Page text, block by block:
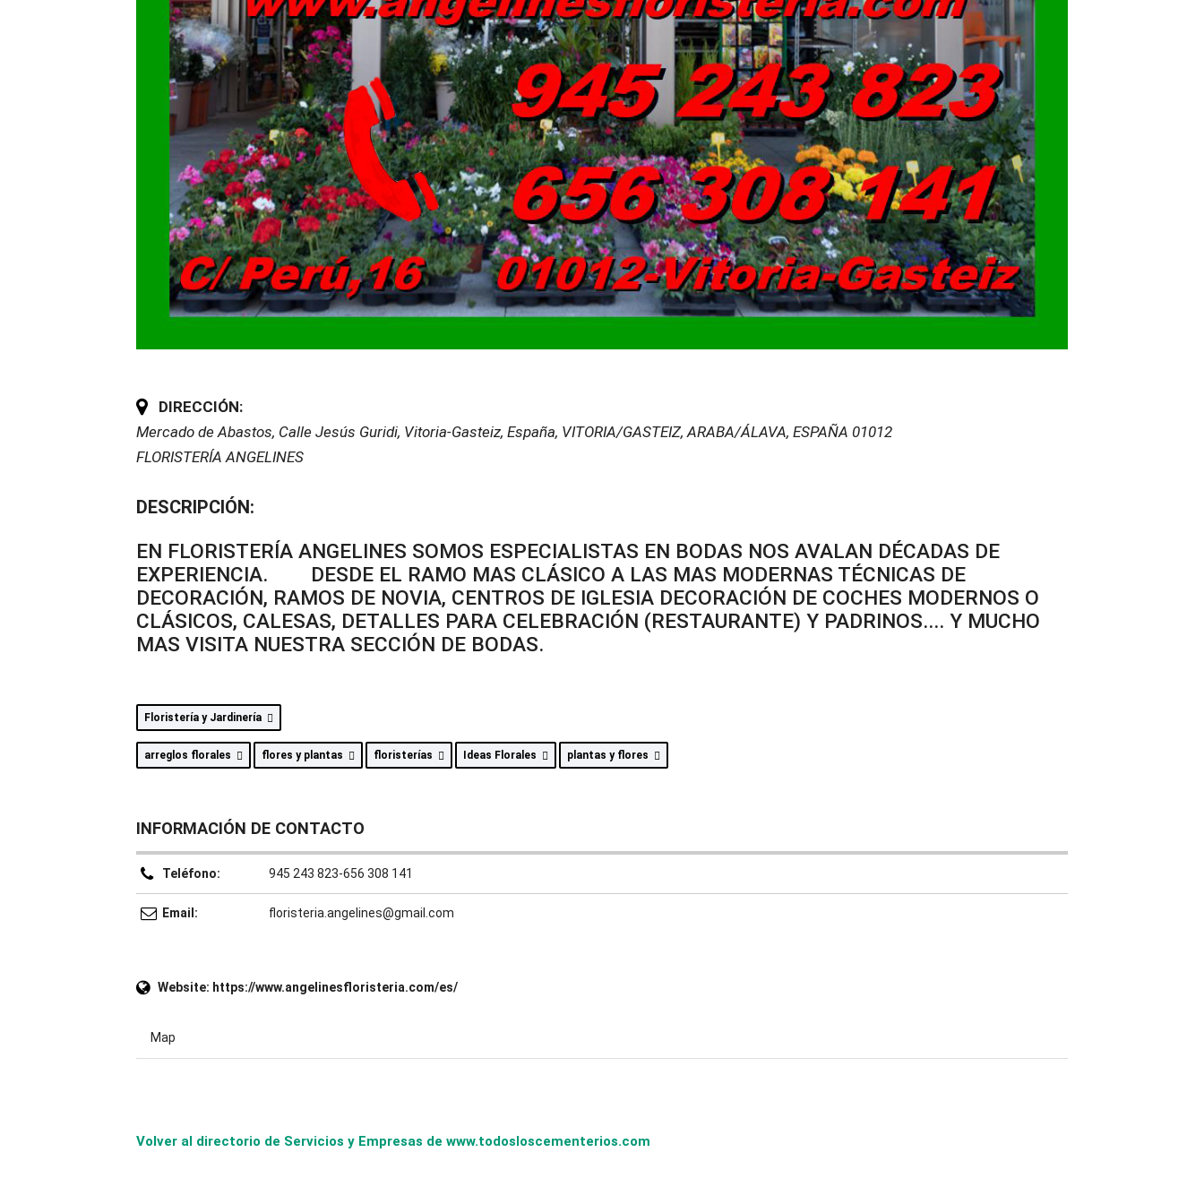
DIRECCIÓN:
Mercado de Abastos, Calle Jesús Guridi, Vitoria-Gasteiz, España, VITORIA/GASTEIZ, ARABA/ÁLAVA, ESPAÑA 01012
FLORISTERÍA ANGELINES
DESCRIPCIÓN:
EN FLORISTERÍA ANGELINES SOMOS ESPECIALISTAS EN BODAS NOS AVALAN DÉCADAS DE
EXPERIENCIA. DESDE EL RAMO MAS CLÁSICO A LAS MAS MODERNAS TÉCNICAS DE
DECORACIÓN, RAMOS DE NOVIA, CENTROS DE IGLESIA DECORACIÓN DE COCHES MODERNOS O
CLÁSICOS, CALESAS, DETALLES PARA CELEBRACIÓN (RESTAURANTE) Y PADRINOS.... Y MUCHO
MAS VISITA NUESTRA SECCIÓN DE BODAS.
Floristería y Jardinería
arreglos florales flores y plantas floristerías Ideas Florales plantas y flores
INFORMACIÓN DE CONTACTO
Teléfono: 945 243 823-656 308 141
Email: floristeria.angelines@gmail.com
Website: https://www.angelinesfloristeria.com/es/
Map
Volver al directorio de Servicios y Empresas de www.todosloscementerios.com